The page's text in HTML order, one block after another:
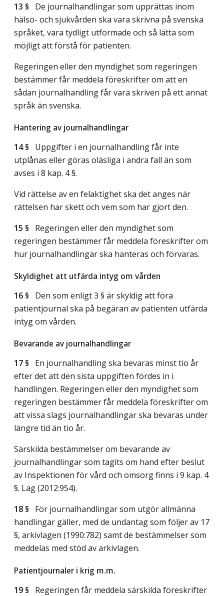
13 § De journalhandlingar som upprättas inom
hälso- och sjukvården ska vara skrivna på svenska
språket, vara tydligt utformade och så lätta som
möjligt att förstå för patienten.
Regeringen eller den myndighet som regeringen
bestämmer får meddela föreskrifter om att en
sådan journalhandling får vara skriven på ett annat
språk än svenska.
Hantering av journalhandlingar
14 § Uppgifter i en journalhandling får inte
utplånas eller göras oläsliga i andra fall än som
avses i 8 kap. 4 §.
Vid rättelse av en felaktighet ska det anges när
rättelsen har skett och vem som har gjort den.
15 § Regeringen eller den myndighet som
regeringen bestämmer får meddela föreskrifter om
hur journalhandlingar ska hanteras och förvaras.
Skyldighet att utfärda intyg om vården
16 § Den som enligt 3 § är skyldig att föra
patientjournal ska på begäran av patienten utfärda
intyg om vården.
Bevarande av journalhandlingar
17 § En journalhandling ska bevaras minst tio år
efter det att den sista uppgiften fördes in i
handlingen. Regeringen eller den myndighet som
regeringen bestämmer får meddela föreskrifter om
att vissa slags journalhandlingar ska bevaras under
längre tid än tio år.
Särskilda bestämmelser om bevarande av
journalhandlingar som tagits om hand efter beslut
av Inspektionen för vård och omsorg finns i 9 kap. 4
§. Lag (2012:954).
18 § För journalhandlingar som utgör allmänna
handlingar gäller, med de undantag som följer av 17
§, arkivlagen (1990:782) samt de bestämmelser som
meddelas med stöd av arkivlagen.
Patientjournaler i krig m.m.
19 § Regeringen får meddela särskilda föreskrifter